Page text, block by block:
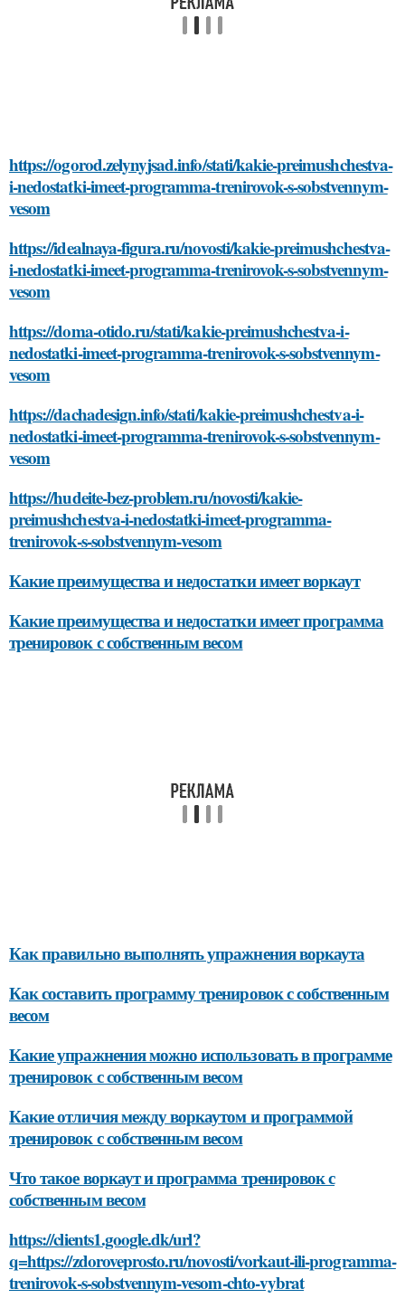
https://ogorod.zelynyjsad.info/stati/kakie-preimushchestva-
i-nedostatki-imeet-programma-trenirovok-s-sobstvennym-
vesom
https://idealnaya-figura.ru/novosti/kakie-preimushchestva-
i-nedostatki-imeet-programma-trenirovok-s-sobstvennym-
vesom
https://doma-otido.ru/stati/kakie-preimushchestva-i-
nedostatki-imeet-programma-trenirovok-s-sobstvennym-
vesom
https://dachadesign.info/stati/kakie-preimushchestva-i-
nedostatki-imeet-programma-trenirovok-s-sobstvennym-
vesom
https://hudeite-bez-problem.ru/novosti/kakie-
preimushchestva-i-nedostatki-imeet-programma-
trenirovok-s-sobstvennym-vesom
Какие преимущества и недостатки имеет воркаут
Какие преимущества и недостатки имеет программа
тренировок с собственным весом
Как правильно выполнять упражнения воркаута
Как составить программу тренировок с собственным
весом
Какие упражнения можно использовать в программе
тренировок с собственным весом
Какие отличия между воркаутом и программой
тренировок с собственным весом
Что такое воркаут и программа тренировок с
собственным весом
https://clients1.google.dk/url?
q=https://zdoroveprosto.ru/novosti/vorkaut-ili-programma-
trenirovok-s-sobstvennym-vesom-chto-vybrat